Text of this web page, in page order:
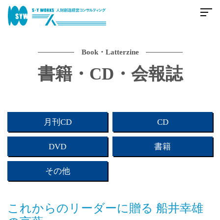
Book・Latterzine
書籍・CD・会報誌
月刊CD CD
DVD 書籍
その他
これからのリーダーに贈る 船井幸雄